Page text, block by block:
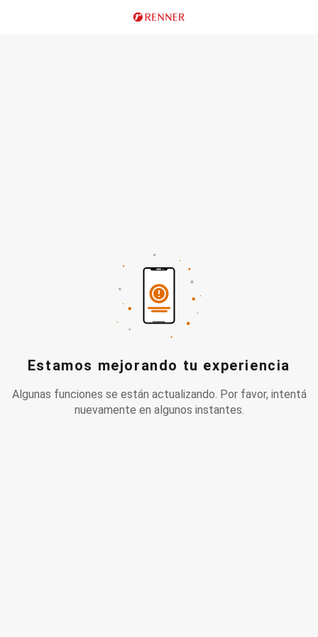
Estamos mejorando tu experiencia
Algunas funciones se están actualizando. Por favor, intentá
nuevamente en algunos instantes.